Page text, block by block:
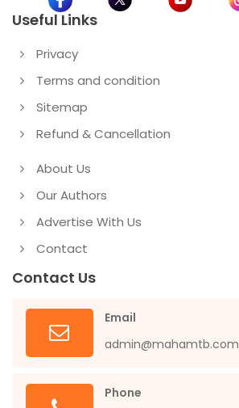
Useful Links
Privacy
Terms and condition
Sitemap
Refund & Cancellation
About Us
Our Authors
Advertise With Us
Contact
Contact Us
Email
admin@mahamtb.com
Phone